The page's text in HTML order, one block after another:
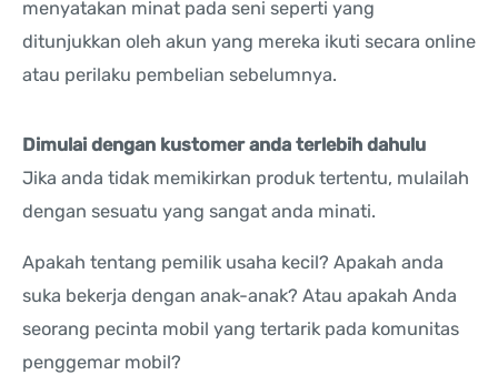
menyatakan minat pada seni seperti yang
ditunjukkan oleh akun yang mereka ikuti secara online
atau perilaku pembelian sebelumnya.
Dimulai dengan kustomer anda terlebih dahulu
Jika anda tidak memikirkan produk tertentu, mulailah
dengan sesuatu yang sangat anda minati.
Apakah tentang pemilik usaha kecil? Apakah anda
suka bekerja dengan anak-anak? Atau apakah Anda
seorang pecinta mobil yang tertarik pada komunitas
penggemar mobil?